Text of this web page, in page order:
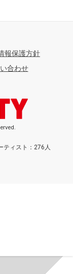
報保護方針
合わせ
ティスト：276人